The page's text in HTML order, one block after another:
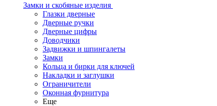
Замки и скобяные изделия
Глазки дверные
Дверные ручки
Дверные цифры
Доводчики
Задвижки и шпингалеты
Замки
Кольца и бирки для ключей
Накладки и заглушки
Ограничители
Оконная фурнитура
Еще